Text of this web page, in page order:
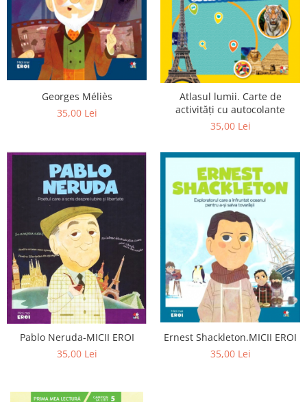
Georges Méliès
35,00 Lei
Atlasul lumii. Carte de
activități cu autocolante
35,00 Lei
Pablo Neruda-MICII EROI
35,00 Lei
Ernest Shackleton.MICII EROI
35,00 Lei